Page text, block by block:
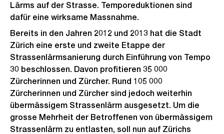
Lärms auf der Strasse. Temporeduktionen sind
dafür eine wirksame Massnahme.
Bereits in den Jahren 2012 und 2013 hat die Stadt
Zürich eine erste und zweite Etappe der
Strassenlärmsanierung durch Einführung von Tempo
30 beschlossen. Davon profitieren 35 000
Zürcherinnen und Zürcher. Rund 105 000
Zürcherinnen und Zürcher sind jedoch weiterhin
übermässigem Strassenlärm ausgesetzt. Um die
grosse Mehrheit der Betroffenen von übermässigem
Strassenlärm zu entlasten, soll nun auf Zürichs